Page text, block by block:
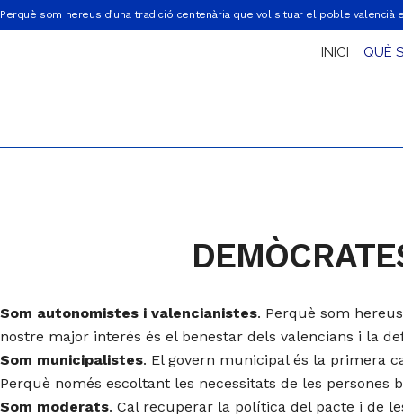
Perquè som hereus d’una tradició centenària que vol situar el poble valencià
INICI QUÈ
Som autonomistes i valencianistes. Perquè som
nostre major interés és el benestar dels valencians i la
Som municipalistes. El govern municipal és la primera
Perquè només escoltant les necessitats de les persones
Som moderats. Cal recuperar la política del pacte i de